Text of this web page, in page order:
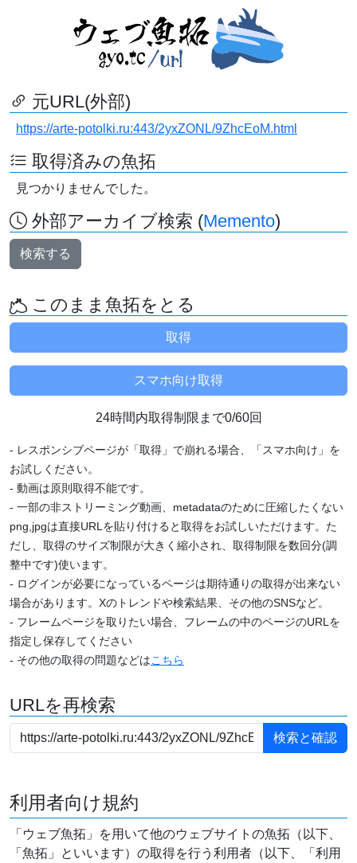
元URL(外部)
https://arte-potolki.ru:443/2yxZONL/9ZhcEoM.html
取得済みの魚拓
見つかりませんでした。
外部アーカイブ検索 (Memento)
検索する
このまま魚拓をとる
24時間内取得制限まで0/60回
- レスポンシブページが「取得」で崩れる場合、「スマホ向け」を
お試しください。
- 動画は原則取得不能です。
- 一部の非ストリーミング動画、metadataのために圧縮したくない
png,jpgは直接URLを貼り付けると取得をお試しいただけます。た
だし、取得のサイズ制限が大きく縮小され、取得制限を数回分(調
整中です)使います。
- ログインが必要になっているページは期待通りの取得が出来ない
場合があります。Xのトレンドや検索結果、その他のSNSなど。
- フレームページを取りたい場合、フレームの中のページのURLを
指定し保存してください
- その他の取得の問題などはこちら
URLを再検索
利用者向け規約
「ウェブ魚拓」を用いて他のウェブサイトの魚拓（以下、
「魚拓」といいます）の取得を行う利用者（以下、「利用